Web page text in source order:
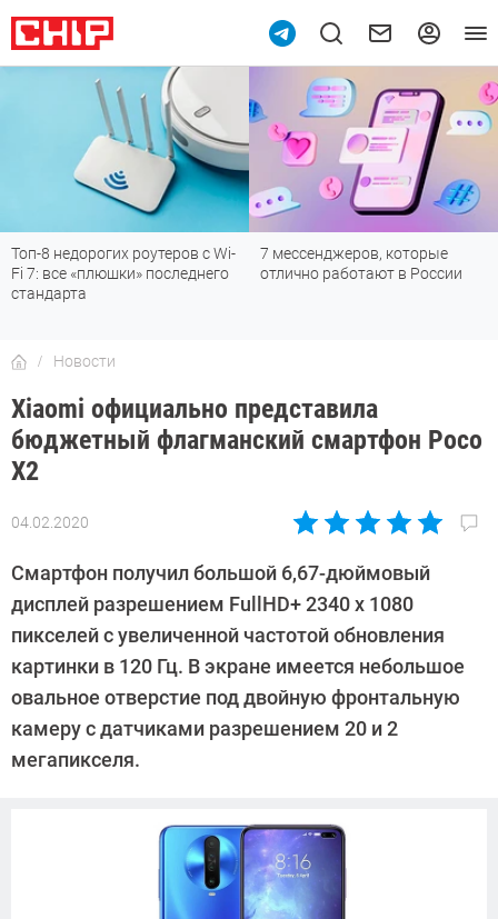
Топ-8 недорогих роутеров с Wi-
Fi 7: все «плюшки» последнего
стандарта
7 мессенджеров, которые
отлично работают в России
Новости
Xiaomi официально представила
бюджетный флагманский смартфон Poco
X2
04.02.2020
Автор:
Кошик
Смартфон получил большой 6,67-дюймовый
дисплей разрешением FullHD+ 2340 х 1080
пикселей с увеличенной частотой обновления
картинки в 120 Гц. В экране имеется небольшое
овальное отверстие под двойную фронтальную
камеру с датчиками разрешением 20 и 2
мегапикселя.